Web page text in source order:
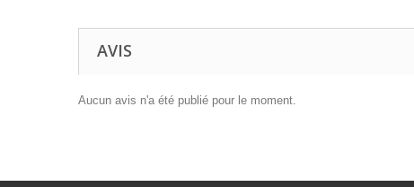
AVIS
Aucun avis n'a été publié pour le moment.